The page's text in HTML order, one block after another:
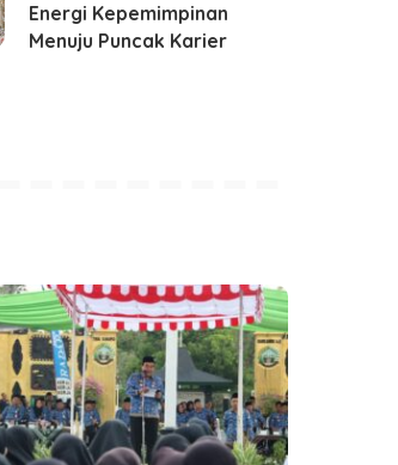
Energi Kepemimpinan
Menuju Puncak Karier